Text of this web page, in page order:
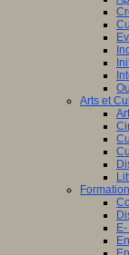
Arts et
Art
Formation